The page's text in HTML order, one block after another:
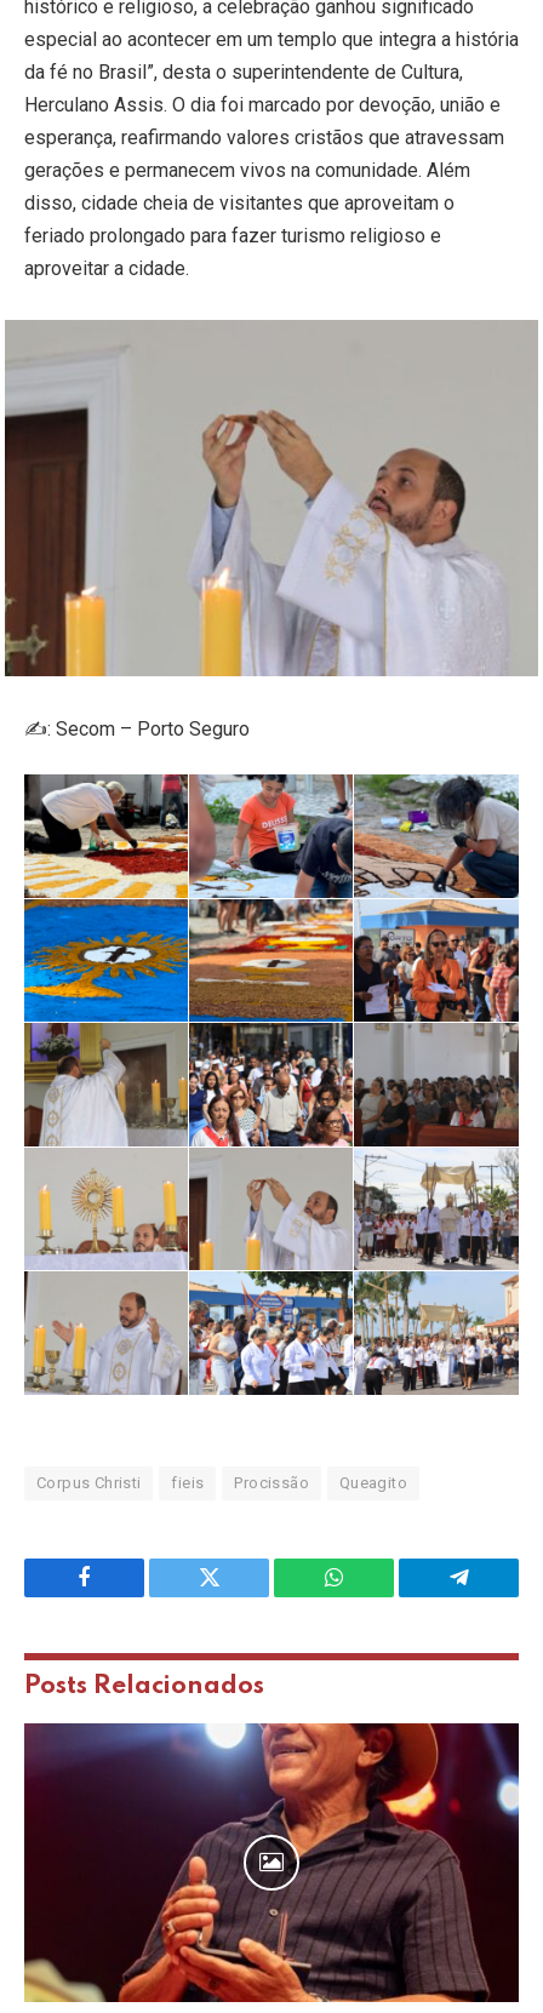
histórico e religioso, a celebração ganhou significado
especial ao acontecer em um templo que integra a história
da fé no Brasil”, desta o superintendente de Cultura,
Herculano Assis. O dia foi marcado por devoção, união e
esperança, reafirmando valores cristãos que atravessam
gerações e permanecem vivos na comunidade. Além
disso, cidade cheia de visitantes que aproveitam o
feriado prolongado para fazer turismo religioso e
aproveitar a cidade.
✍️: Secom – Porto Seguro
Corpus Christi fieis Procissão Queagito
Facebook Twitter WhatsApp Telegram
Posts Relacionados